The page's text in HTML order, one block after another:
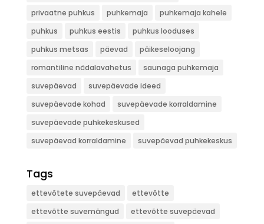
privaatne puhkus
puhkemaja
puhkemaja kahele
puhkus
puhkus eestis
puhkus looduses
puhkus metsas
päevad
päikeseloojang
romantiline nädalavahetus
saunaga puhkemaja
suvepäevad
suvepäevade ideed
suvepäevade kohad
suvepäevade korraldamine
suvepäevade puhkekeskused
suvepäevad korraldamine
suvepäevad puhkekeskus
Tags
ettevõtete suvepäevad
ettevõtte
ettevõtte suvemängud
ettevõtte suvepäevad